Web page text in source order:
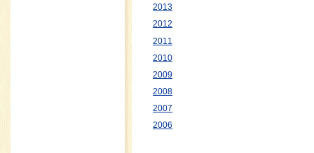
2013
2012
2011
2010
2009
2008
2007
2006